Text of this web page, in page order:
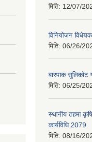
मिति: 12/07/
विनियोजन
मिति: 06/26/
बारपाक सुलिकोट
मिति: 06/25/
स्थानीय तहमा
कार्यविधि 2079
मिति: 08/16/